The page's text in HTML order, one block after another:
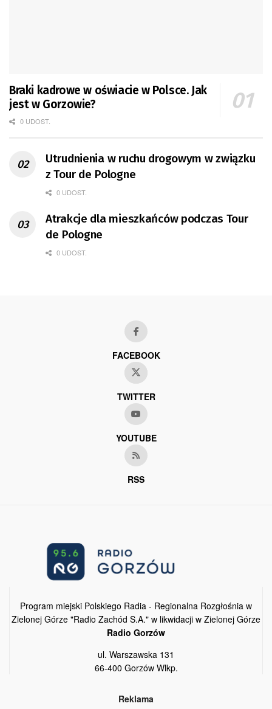
Braki kadrowe w oświacie w Polsce. Jak
jest w Gorzowie?
0 UDOST.
Utrudnienia w ruchu drogowym w związku
z Tour de Pologne
0 UDOST.
Atrakcje dla mieszkańców podczas Tour
de Pologne
0 UDOST.
FACEBOOK
TWITTER
YOUTUBE
RSS
Program miejski Polskiego Radia - Regionalna Rozgłośnia w
Zielonej Górze "Radio Zachód S.A." w likwidacji w Zielonej Górze
Radio Gorzów
ul. Warszawska 131
66-400 Gorzów Wlkp.
Reklama